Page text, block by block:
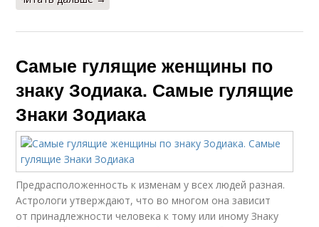
Самые гулящие женщины по
знаку Зодиака. Самые гулящие
Знаки Зодиака
Предрасположенность к изменам у всех людей разная.
Астрологи утверждают, что во многом она зависит
от принадлежности человека к тому или иному Знаку